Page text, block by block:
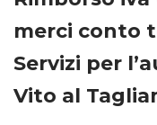
merci conto
Servizi per
Vito al